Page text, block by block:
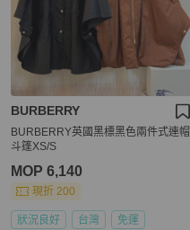
BURBERRY
BURBERRY英國黑標黑色兩件式連帽
斗篷XS/S
MOP 6,140
現折 200
狀況良好 台灣 免運